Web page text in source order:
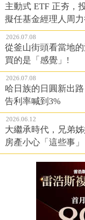
主動式 ETF 正夯，
擬任基金經理人周
2026.07.08
從釜山街頭看當地
買的是「感覺」!
2026.07.08
哈日族的日圓新出
告利率喊到3%
2026.06.12
大繼承時代，兄弟
房產小心「這些事」